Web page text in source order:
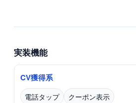
実装機能
CV獲得系
電話タップ クーポン表示